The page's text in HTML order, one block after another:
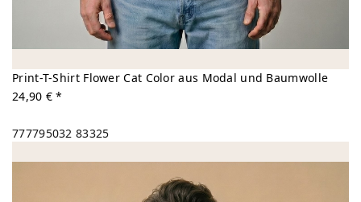
Print-T-Shirt Flower Cat Color aus Modal und Baumwolle
24,90 € *
777795032 83325